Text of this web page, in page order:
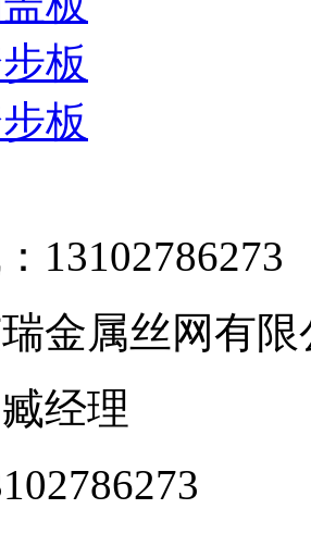
板
板
13102786273
金属丝网有限
经理